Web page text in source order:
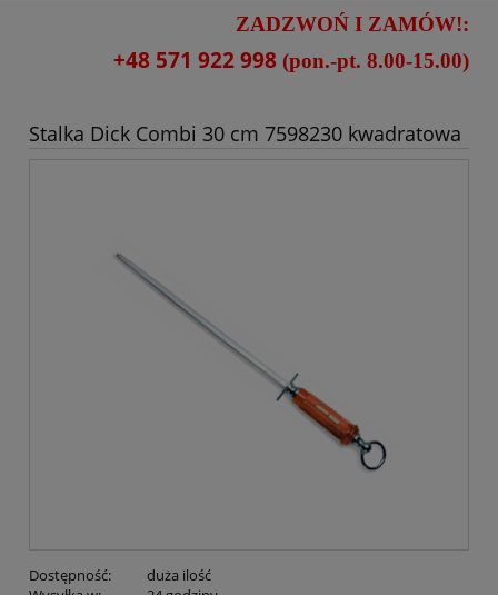
ZADZWOŃ I ZAMÓW!:
+48 571 922 998 (pon.-pt. 8.00-15.00)
Stalka Dick Combi 30 cm 7598230 kwadratowa
Dostępność:
duża ilość